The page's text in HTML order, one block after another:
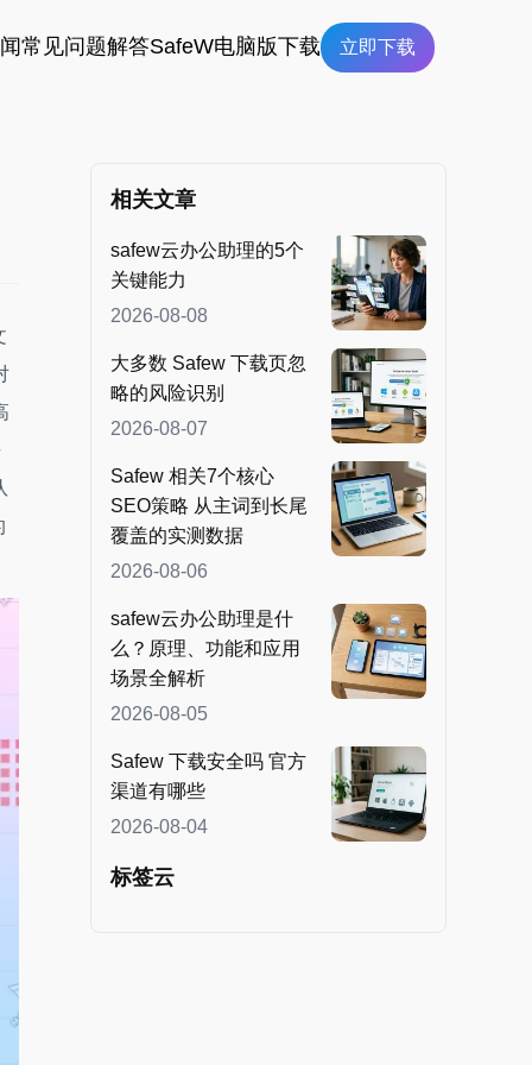
常见问题解答SafeW电脑版下载 立即下载
相关文章
safew云办公助理的5个
关键能力
2026-08-08
大多数 Safew 下载页忽
略的风险识别
2026-08-07
Safew 相关7个核心
SEO策略 从主词到长尾
覆盖的实测数据
2026-08-06
safew云办公助理是什
么？原理、功能和应用
场景全解析
2026-08-05
Safew 下载安全吗 官方
渠道有哪些
2026-08-04
标签云